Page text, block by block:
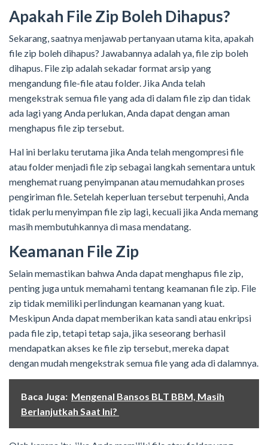
Apakah File Zip Boleh Dihapus?
Sekarang, saatnya menjawab pertanyaan utama kita, apakah
file zip boleh dihapus? Jawabannya adalah ya, file zip boleh
dihapus. File zip adalah sekadar format arsip yang
mengandung file-file atau folder. Jika Anda telah
mengekstrak semua file yang ada di dalam file zip dan tidak
ada lagi yang Anda perlukan, Anda dapat dengan aman
menghapus file zip tersebut.
Hal ini berlaku terutama jika Anda telah mengompresi file
atau folder menjadi file zip sebagai langkah sementara untuk
menghemat ruang penyimpanan atau memudahkan proses
pengiriman file. Setelah keperluan tersebut terpenuhi, Anda
tidak perlu menyimpan file zip lagi, kecuali jika Anda memang
masih membutuhkannya di masa mendatang.
Keamanan File Zip
Selain memastikan bahwa Anda dapat menghapus file zip,
penting juga untuk memahami tentang keamanan file zip. File
zip tidak memiliki perlindungan keamanan yang kuat.
Meskipun Anda dapat memberikan kata sandi atau enkripsi
pada file zip, tetapi tetap saja, jika seseorang berhasil
mendapatkan akses ke file zip tersebut, mereka dapat
dengan mudah mengekstrak semua file yang ada di dalamnya.
Baca Juga: Mengenal Bansos BLT BBM, Masih
Berlanjutkah Saat Ini?